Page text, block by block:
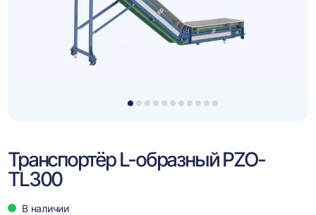
1 2 3 4 5 6 7 8 9 1011
Транспортёр L-образный PZO-
TL300
В наличии